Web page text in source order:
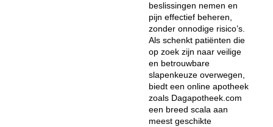
beslissingen nemen en
pijn effectief beheren,
zonder onnodige risico’s.
Als schenkt patiënten die
op zoek zijn naar veilige
en betrouwbare
slapenkeuze overwegen,
biedt een online apotheek
zoals Dagapotheek.com
een breed scala aan
meest geschikte